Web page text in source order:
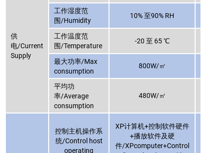
供
电/Current
Supply
工作湿度范
围/Humidity
10% 至90% RH
工作温度范
围/Temperature
-20 至 65 ℃
最大功率/Max
consumption
800W/㎡
平均功
率/Average
consumption
480W/㎡
控制主机操作系
统/Control host
operating
XP计算机+控制软件硬件
+播放软件及硬
件/XPcomputer+Control